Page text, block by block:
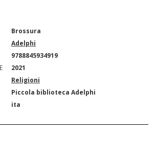
Brossura
Adelphi
9788845934919
2021
Religioni
Piccola biblioteca Adelphi
ita